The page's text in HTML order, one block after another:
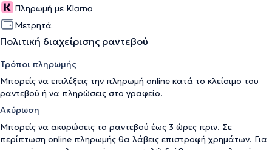
Πληρωμή με Klarna
Μετρητά
Πολιτική διαχείρισης ραντεβού
Τρόποι πληρωμής
Μπορείς να επιλέξεις την πληρωμή online κατά το κλείσιμο του
ραντεβού ή να πληρώσεις στο γραφείο.
Ακύρωση
Μπορείς να ακυρώσεις το ραντεβού έως 3 ώρες πριν. Σε
περίπτωση online πληρωμής θα λάβεις επιστροφή χρημάτων. Για